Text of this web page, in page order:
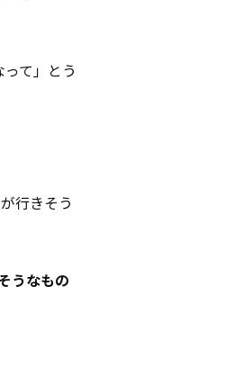
て」とう
行きそう
うなもの